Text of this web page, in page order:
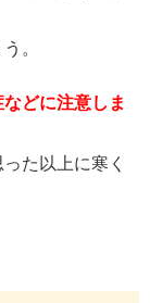
。
どに注意しま
た以上に寒く